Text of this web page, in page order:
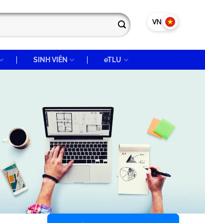
VN EN
SINH VIÊN eTLU